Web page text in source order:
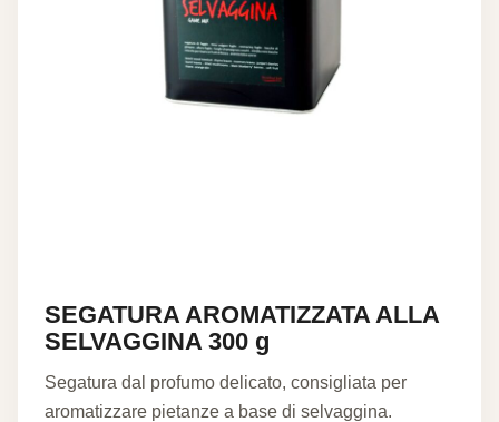
SEGATURA AROMATIZZATA ALLA
SELVAGGINA 300 g
Segatura dal profumo delicato, consigliata per
aromatizzare pietanze a base di selvaggina.